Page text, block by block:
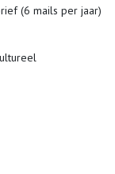
(6 mails per jaar)